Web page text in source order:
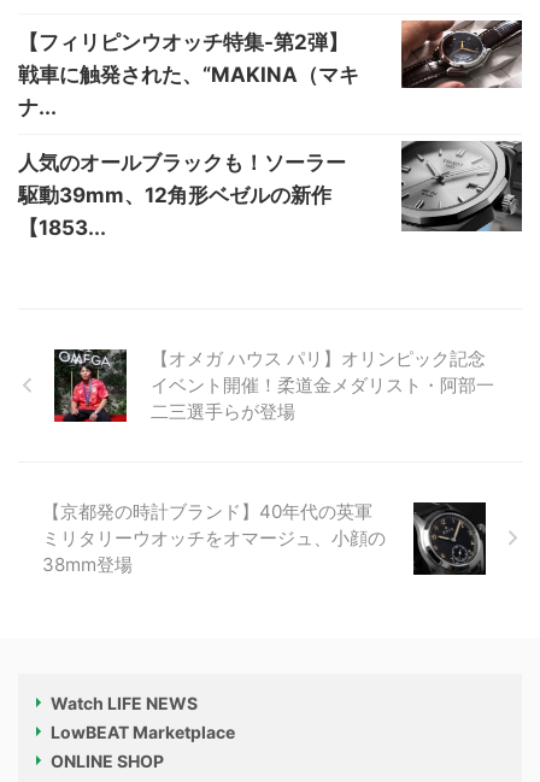
【フィリピンウオッチ特集-第2弾】
戦車に触発された、“MAKINA（マキ
ナ...
人気のオールブラックも！ソーラー
駆動39mm、12角形ベゼルの新作
【1853...
【オメガ ハウス パリ】オリンピック記念
イベント開催！柔道金メダリスト・阿部一
二三選手らが登場
【京都発の時計ブランド】40年代の英軍
ミリタリーウオッチをオマージュ、小顔の
38mm登場
Watch LIFE NEWS
LowBEAT Marketplace
ONLINE SHOP